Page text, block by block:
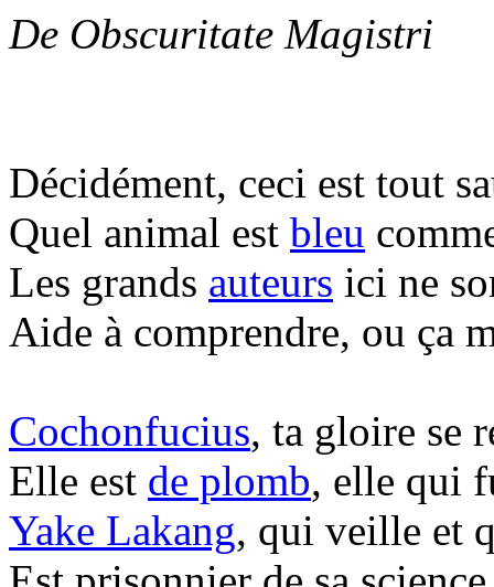
De Obscuritate Magistri
Décidément, ceci est tout
Quel animal est bleu
Les grands auteurs ici ne
Aide à comprendre, ou ça
Cochonfucius, ta gloire se
Elle est de plomb, elle qui
Yake Lakang, qui veille et